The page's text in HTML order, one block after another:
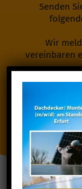
Senden
Wir
vereinbaren